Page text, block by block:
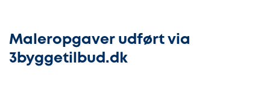
Maleropgaver udført via
3byggetilbud.dk